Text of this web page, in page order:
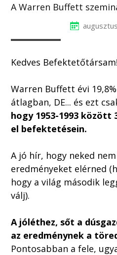
A Warren Buffett
augusztus
Kedves Befektetőtársam!
Warren Buffett évi
átlagban, DE... és ezt
hogy 1953-1993 között
el befektetésein.
A jó hír, hogy neked
eredményeket elérned
hogy a világ második
válj).
A jóléthez, sőt a
az eredménynek a
Pontosabban a fele,